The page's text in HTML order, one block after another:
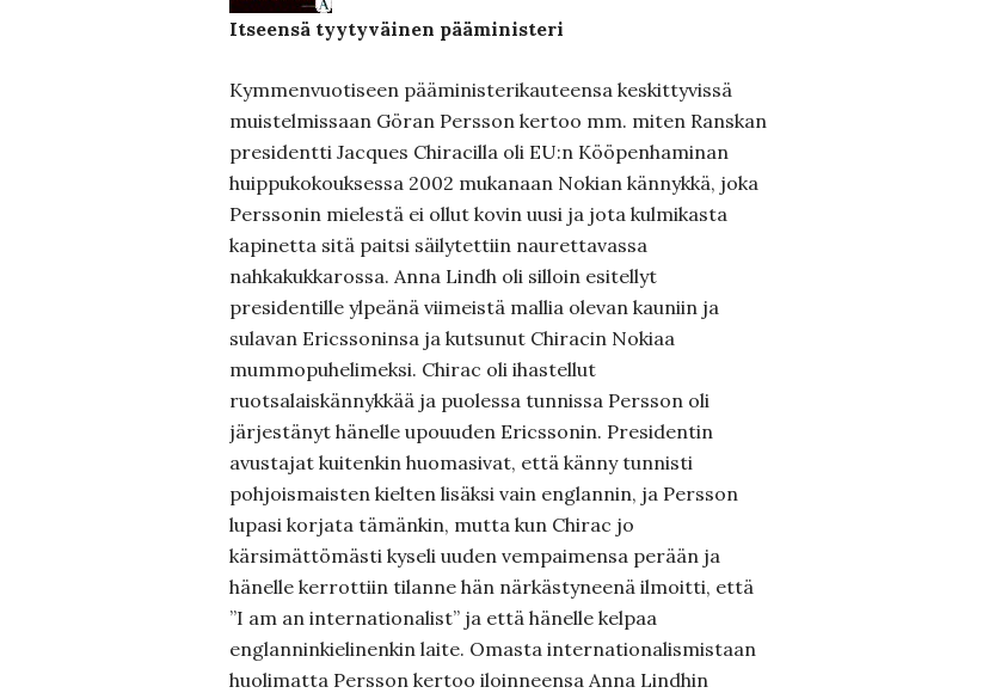
Itseensä tyytyväinen pääministeri
Kymmenvuotiseen pääministerikauteensa keskittyvissä
muistelmissaan Göran Persson kertoo mm. miten Ranskan
presidentti Jacques Chiracilla oli EU:n Kööpenhaminan
huippukokouksessa 2002 mukanaan Nokian kännykkä, joka
Perssonin mielestä ei ollut kovin uusi ja jota kulmikasta
kapinetta sitä paitsi säilytettiin naurettavassa
nahkakukkarossa. Anna Lindh oli silloin esitellyt
presidentille ylpeänä viimeistä mallia olevan kauniin ja
sulavan Ericssoninsa ja kutsunut Chiracin Nokiaa
mummopuhelimeksi. Chirac oli ihastellut
ruotsalaiskännykkää ja puolessa tunnissa Persson oli
järjestänyt hänelle upouuden Ericssonin. Presidentin
avustajat kuitenkin huomasivat, että känny tunnisti
pohjoismaisten kielten lisäksi vain englannin, ja Persson
lupasi korjata tämänkin, mutta kun Chirac jo
kärsimättömästi kyseli uuden vempaimensa perään ja
hänelle kerrottiin tilanne hän närkästyneenä ilmoitti, että
”I am an internationalist” ja että hänelle kelpaa
englanninkielinenkin laite. Omasta internationalismistaan
huolimatta Persson kertoo iloinneensa Anna Lindhin